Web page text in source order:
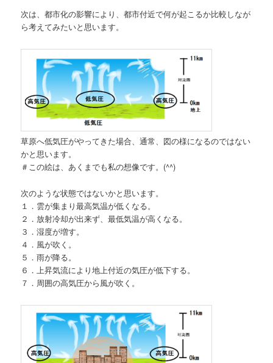
次は、都市化の影響により、都市付近で何が起こるか比較しなが
ら考えてみたいと思います。
草原へ低気圧がやってきた場合、通常、図の様になるのではない
かと思います。
＃この絵は、あくまでも私の想像です。(^^)
次のような状態ではないかと思います。
１．雲が集まり最高気温が低くなる。
２．放射冷却が出来ず、最低気温が高くなる。
３．湿度が増す。
４．風が吹く。
５．雨が降る。
６．上昇気流により地上付近の気圧が低下する。
７．周囲の高気圧から風が吹く。